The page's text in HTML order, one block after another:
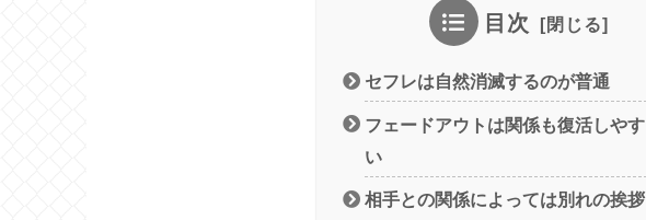
目次
セフレは自然消滅するのが普通
フェードアウトは関係も復活しやす
い
相手との関係によっては別れの挨拶